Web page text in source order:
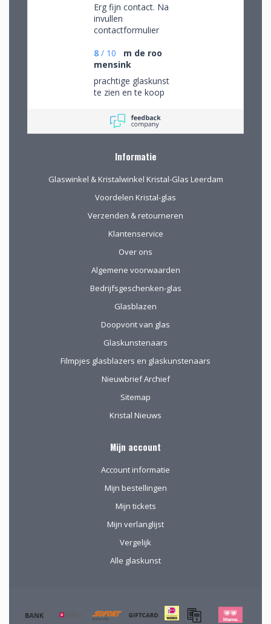
Erg fijn contact. Na
invullen
contactformulier
persoonlijke wensen
besproken. Afspraak
gemaakt om in de
winkel de objecten te
bekijken en de
(uitgebreid graveren)
vorm te geven.
8 / 10
m de roo
mensink
prachtige glaskunst
te zien en te koop
Informatie
Glaswinkel & Kristalwinkel Kristal-Glas Leerdam
Voordelen Kristal-glas
Verzenden & retourneren
Klantenservice
Over ons
Algemene voorwaarden
Bedrijfsgeschenken-glas
Glasblazen
Doopvont van glas
Glaskunstenaars
Filmpjes glasblazers en glaskunstenaars
Nieuwbrief Archief
Sitemap
Kristal Nieuws
Mijn account
Account informatie
Mijn bestellingen
Mijn tickets
Mijn verlanglijst
Vergelijk
Alle glaskunst